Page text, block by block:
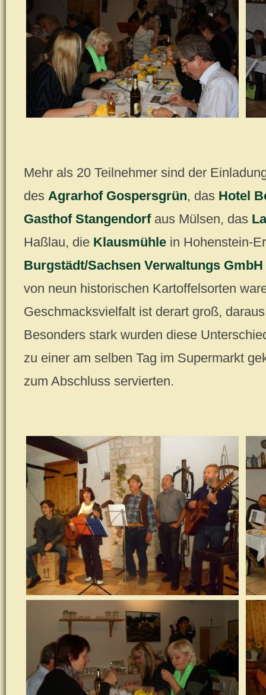
Mehr als 20 Teilnehmer sind der
des Agrarhof Gospersgrün, das Hotel
Gasthof Stangendorfaus Mülsen, das
Haßlau, die Klausmühle in Hohenstein-
Burgstädt/Sachsen Verwaltungs GmbH
von neun historischen Kartoffelsorten
Geschmacksvielfalt ist derart groß,
Besonders stark wurden diese
zu einer am selben Tag im Supermarkt
zum Abschluss servierten.